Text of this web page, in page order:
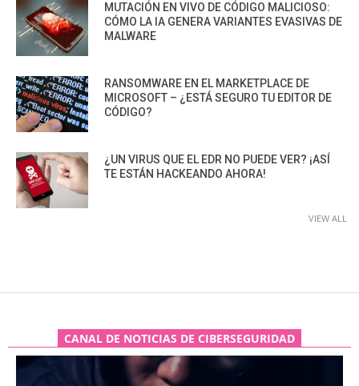
MUTACIÓN EN VIVO DE CÓDIGO MALICIOSO:
CÓMO LA IA GENERA VARIANTES EVASIVAS DE
MALWARE
RANSOMWARE EN EL MARKETPLACE DE
MICROSOFT – ¿ESTÁ SEGURO TU EDITOR DE
CÓDIGO?
¿UN VIRUS QUE EL EDR NO PUEDE VER? ¡ASÍ
TE ESTÁN HACKEANDO AHORA!
VIEW ALL
CANAL DE NOTICIAS DE CIBERSEGURIDAD